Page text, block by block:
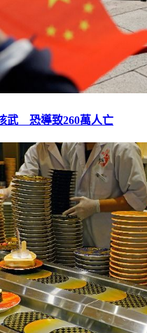
武 恐導致260萬人亡